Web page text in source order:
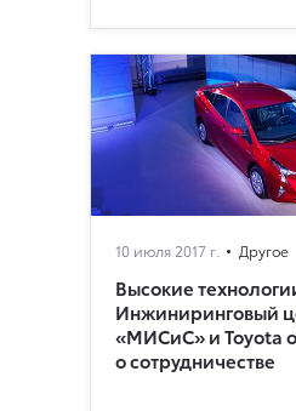
10 июля 2017 г. Другое
Высокие
Инжиниринговый
«МИСиС» и Toyota
о сотрудничестве